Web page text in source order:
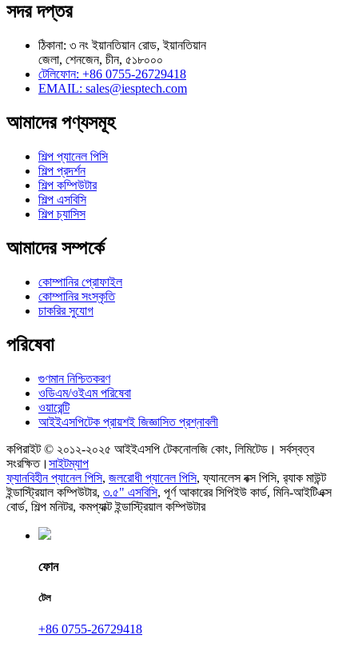
সদর দপ্তর
ঠিকানা: ৩ নং ইয়ানতিয়ান রোড, ইয়ানতিয়ান
জেলা, শেনজেন, চীন, ৫১৮০০০
টেলিফোন: +86 0755-26729418
EMAIL: sales@iesptech.com
আমাদের পণ্যসমূহ
শিল্প প্যানেল পিসি
শিল্প প্রদর্শন
শিল্প কম্পিউটার
শিল্প এসবিসি
শিল্প চ্যাসিস
আমাদের সম্পর্কে
কোম্পানির প্রোফাইল
কোম্পানির সংস্কৃতি
চাকরির সুযোগ
পরিষেবা
গুণমান নিশ্চিতকরণ
ওডিএম/ওইএম পরিষেবা
ওয়ারেন্টি
আইইএসপিটেক প্রায়শই জিজ্ঞাসিত প্রশ্নাবলী
কপিরাইট © ২০১২-২০২৫ আইইএসপি টেকনোলজি কোং, লিমিটেড। সর্বস্বত্ব
সংরক্ষিত। সাইটম্যাপ
ফ্যানবিহীন প্যানেল পিসি, জলরোধী প্যানেল পিসি,ফ্যানলেস বক্স পিসি, র‍্যাক মাউন্ট
ইন্ডাস্ট্রিয়াল কম্পিউটার, ৩.৫" এসবিসি, পূর্ণ আকারের সিপিইউ কার্ড, মিনি-আইটিএক্স
বোর্ড, শিল্প মনিটর, কমপ্যাক্ট ইন্ডাস্ট্রিয়াল কম্পিউটার
ফোন
টেল
+86 0755-26729418